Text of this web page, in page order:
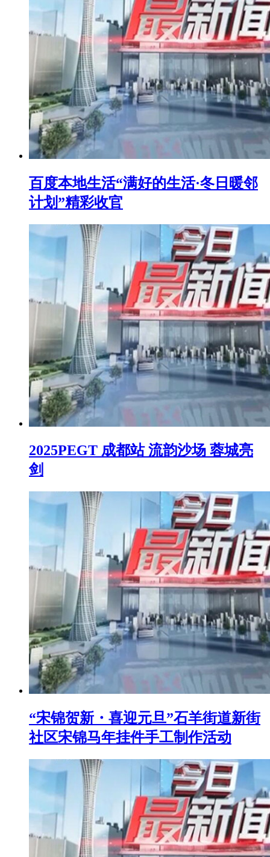
百度本地生活“满好的生活·冬日暖邻
计划”精彩收官
2025PEGT 成都站 流韵沙场 蓉城亮
剑
“宋锦贺新・喜迎元旦”石羊街道新街
社区宋锦马年挂件手工制作活动